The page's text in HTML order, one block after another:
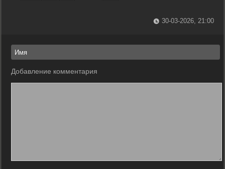
30-03-2026, 21:00
Добавление комментария